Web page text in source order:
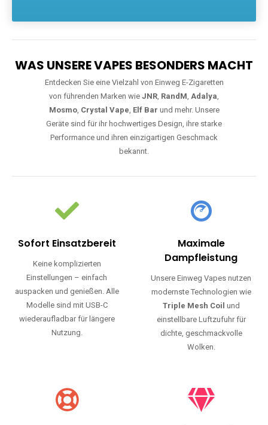
WAS UNSERE VAPES BESONDERS MACHT
Entdecken Sie eine Vielzahl von Einweg E-Zigaretten
von führenden Marken wie JNR, RandM, Adalya,
Mosmo, Crystal Vape, Elf Bar und mehr. Unsere
Geräte sind für ihr hochwertiges Design, ihre starke
Performance und ihren einzigartigen Geschmack
bekannt.
Sofort Einsatzbereit
Keine komplizierten
Einstellungen – einfach
auspacken und genießen. Alle
Modelle sind mit USB-C
wiederaufladbar für längere
Nutzung.
Maximale
Dampfleistung
Unsere Einweg Vapes nutzen
modernste Technologien wie
Triple Mesh Coil und
einstellbare Luftzufuhr für
dichte, geschmackvolle
Wolken.